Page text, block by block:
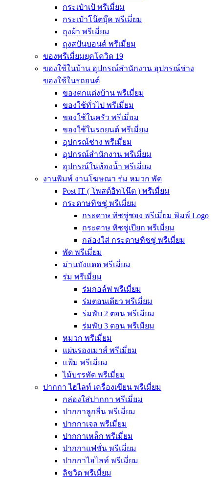
กระเป๋าเป้ พรีเมี่ยม
กระเป๋าโน๊ตบุ๊ค พรีเมี่ยม
ถุงผ้า พรีเมี่ยม
ถุงสปันบอนด์ พรีเมี่ยม
ของพรีเมี่ยมยุคโควิด 19
ของใช้ในบ้าน อุปกรณ์สำนักงาน อุปกรณ์ช่าง
ของใช้ในรถยนต์
ของตกแต่งบ้าน พรีเมี่ยม
ของใช้ทั่วไป พรีเมี่ยม
ของใช้ในครัว พรีเมี่ยม
ของใช้ในรถยนต์ พรีเมี่ยม
อุปกรณ์ช่าง พรีเมี่ยม
อุปกรณ์สำนักงาน พรีเมี่ยม
อุปกรณ์ในห้องน้ำ พรีเมี่ยม
งานพิมพ์ งานโฆษณา ร่ม หมวก พัด
Post IT ( โพสต์อิทโน๊ต ) พรีเมี่ยม
กระดาษทิชชู่ พรีเมี่ยม
กระดาษ ทิชชู่ซอง พรีเมี่ยม พิมพ์ Logo
กระดาษ ทิชชู่เปียก พรีเมี่ยม
กล่องใส่ กระดาษทิชชู่ พรีเมี่ยม
พัด พรีเมี่ยม
ม่านบังแดด พรีเมี่ยม
ร่ม พรีเมี่ยม
ร่มกอล์ฟ พรีเมี่ยม
ร่มตอนเดียว พรีเมี่ยม
ร่มพับ 2 ตอน พรีเมียม
ร่มพับ 3 ตอน พรีเมียม
หมวก พรีเมี่ยม
แผ่นรองเมาส์ พรีเมี่ยม
แฟ้ม พรีเมี่ยม
ไม้บรรทัด พรีเมี่ยม
ปากกา ไฮไลท์ เครื่องเขียน พรีเมี่ยม
กล่องใส่ปากกา พรีเมี่ยม
ปากกาลูกลื่น พรีเมี่ยม
ปากกาเจล พรีเมี่ยม
ปากกาเหล็ก พรีเมี่ยม
ปากกาแฟชั่น พรีเมี่ยม
ปากกาไฮไลท์ พรีเมี่ยม
ลิขวิด พรีเมี่ยม